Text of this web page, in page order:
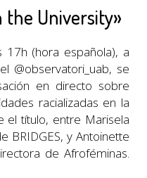
the University»
(hora española), a
@observatori_uab, se
en directo sobre
racializadas en la
el título, entre Marisela
BRIDGES, y Antoinette
de Afroféminas.